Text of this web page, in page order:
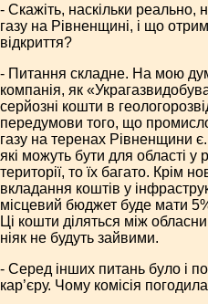
- Скажіть, наскільки реально,
газу на Рівненщині, і що
відкриття?
- Питання складне. На мою
компанія, як
серйозні кошти в
передумови того, що
газу на теренах Рівненщини
які можуть бути для області у
території, то їх багато. Крім
вкладання коштів у
місцевий бюджет буде мати
Ці кошти діляться між
ніяк не будуть зайвими.
- Серед інших питань було і
кар’єру. Чому комісія